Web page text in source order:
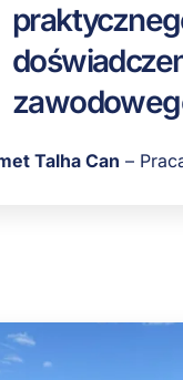
Talha Can –